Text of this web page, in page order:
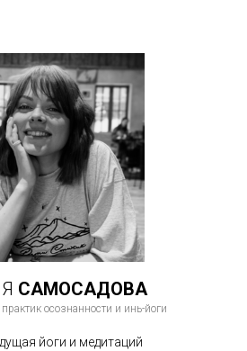
САМОСАДОВА
осознанности и инь-йоги
йоги и медитаций